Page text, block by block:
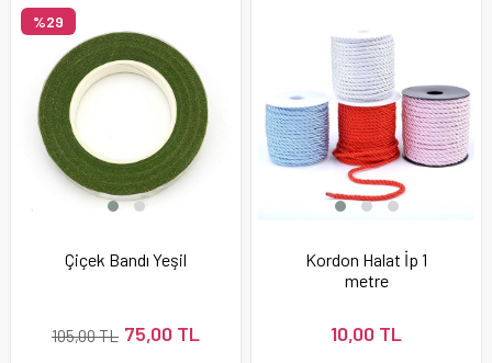
Çiçek Bandı Yeşil
75,00 TL
105,00 TL
%29
Kordon Halat İp 1
metre
10,00 TL